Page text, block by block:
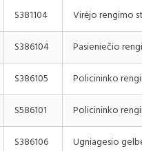
S381104 Virėjo rengimo
S386104 Pasieniečio
S386105 Policininko
S586101 Policininko
S386106 Ugniagesio